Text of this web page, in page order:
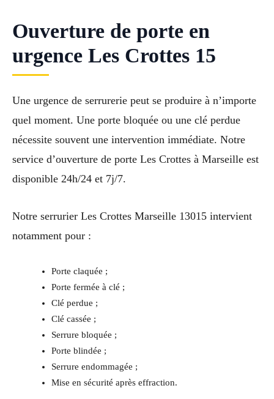
Ouverture de porte en
urgence Les Crottes 15
Une urgence de serrurerie peut se produire à n’importe
quel moment. Une porte bloquée ou une clé perdue
nécessite souvent une intervention immédiate. Notre
service d’ouverture de porte Les Crottes à Marseille est
disponible 24h/24 et 7j/7.
Notre serrurier Les Crottes Marseille 13015 intervient
notamment pour :
Porte claquée ;
Porte fermée à clé ;
Clé perdue ;
Clé cassée ;
Serrure bloquée ;
Porte blindée ;
Serrure endommagée ;
Mise en sécurité après effraction.